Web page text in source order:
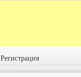
Регистрация